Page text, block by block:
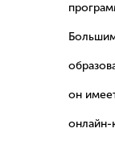
он